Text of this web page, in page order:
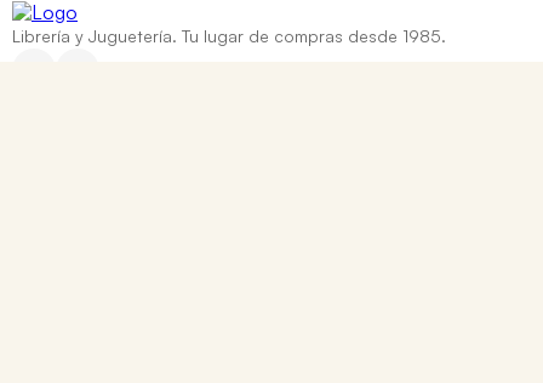
Librería y Juguetería. Tu lugar de compras desde 1985.